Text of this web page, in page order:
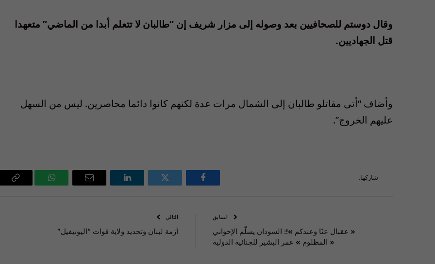
وقال دوستم للصحافيين بعد وصوله إلى مزار شريف إن “طالبان لا تتعلم أبدا من الماضي” متعهدا
قتل الجهاديين.
وأضاف “أتى مقاتلو طالبان إلى الشمال مرات عدة لكنهم كانوا دائما محاصرين. ليس من السهل
عليهم الخروج”.
شاركها.
فيسبوك تويتر لينكدإن
البريد
واتساب
السابق
« عقبال عنّا وعندكم »!: السودان يسلّم الإخواني
« المظلوم » عمر البشير للجنائية الدولية
التالي
أزمة لبنان وتجديد ولاية قوات “اليونيفيل”